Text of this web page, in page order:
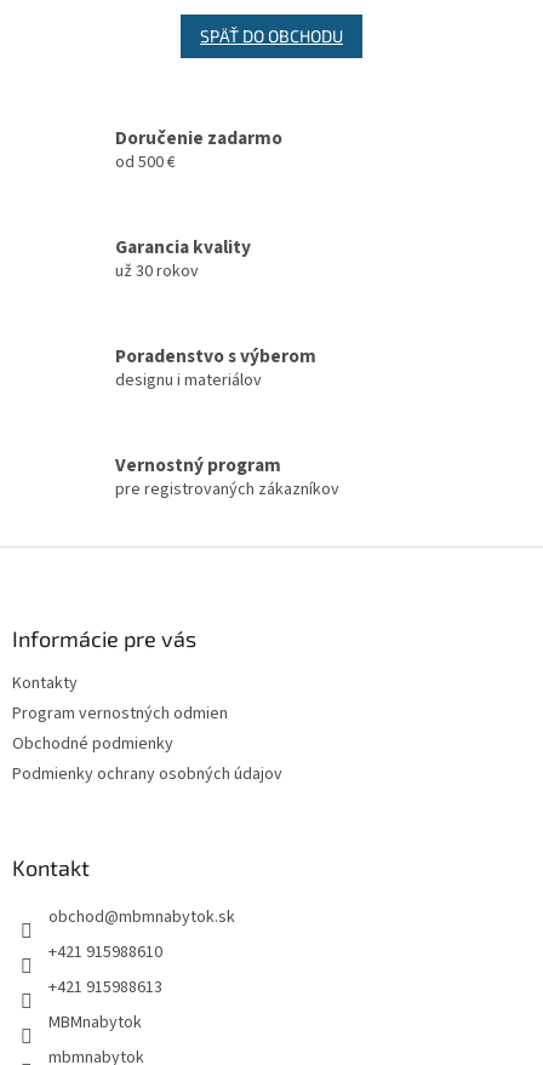
SPÄŤ DO OBCHODU
Doručenie zadarmo
od 500 €
Garancia kvality
už 30 rokov
Poradenstvo s výberom
designu i materiálov
Vernostný program
pre registrovaných zákazníkov
Informácie pre vás
Kontakty
Program vernostných odmien
Obchodné podmienky
Podmienky ochrany osobných údajov
Kontakt
obchod@mbmnabytok.sk
+421 915988610
+421 915988613
MBMnabytok
mbmnabytok